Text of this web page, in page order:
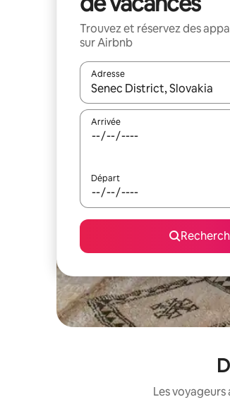
Trouvez et réservez des
sur Airbnb
Adresse
Lorsque les résultats
Arrivée
Départ
Les